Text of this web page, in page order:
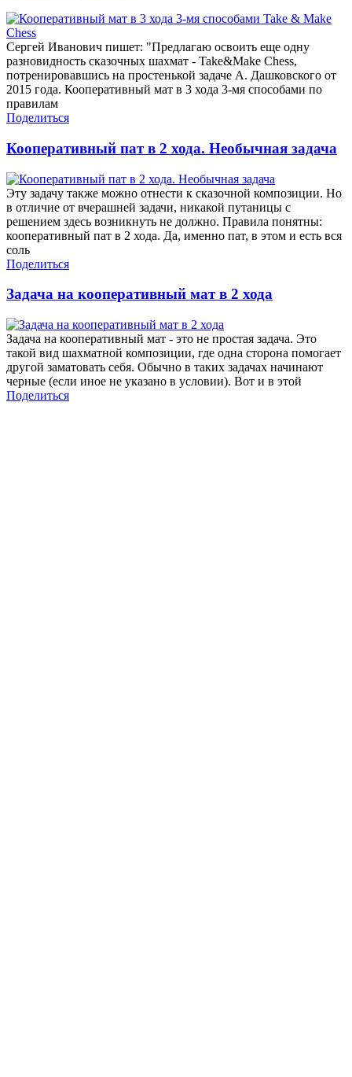
Сергей Иванович пишет: "Предлагаю освоить еще одну
разновидность сказочных шахмат - Take&Make Chess,
потренировавшись на простенькой задаче А. Дашковского от
2015 года. Кооперативный мат в 3 хода 3-мя способами по
правилам
Поделиться
Кооперативный пат в 2 хода. Необычная задача
Эту задачу также можно отнести к сказочной композиции. Но
в отличие от вчерашней задачи, никакой путаницы с
решением здесь возникнуть не должно. Правила понятны:
кооперативный пат в 2 хода. Да, именно пат, в этом и есть вся
соль
Поделиться
Задача на кооперативный мат в 2 хода
Задача на кооперативный мат - это не простая задача. Это
такой вид шахматной композиции, где одна сторона помогает
другой заматовать себя. Обычно в таких задачах начинают
черные (если иное не указано в условии). Вот и в этой
Поделиться